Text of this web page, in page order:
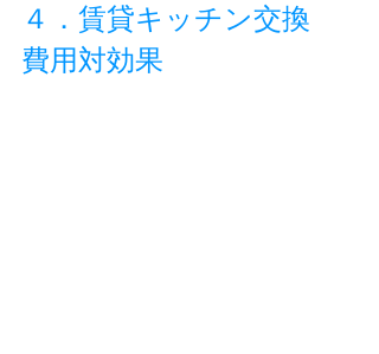
４．賃貸キッチン交換
費用対効果